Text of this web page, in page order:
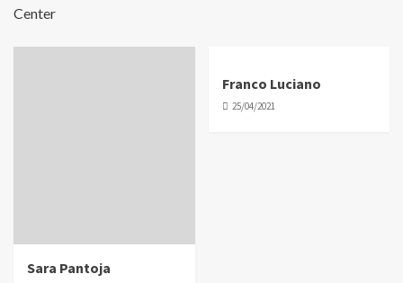
Center
Sara Pantoja
Franco Luciano
25/04/2021